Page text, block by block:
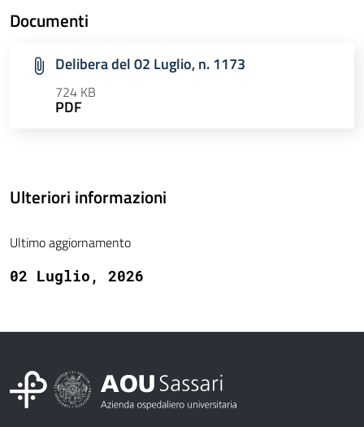
Documenti
Delibera del 02 Luglio, n. 1173
724 KB
PDF
Ulteriori informazioni
Ultimo aggiornamento
02 Luglio, 2026